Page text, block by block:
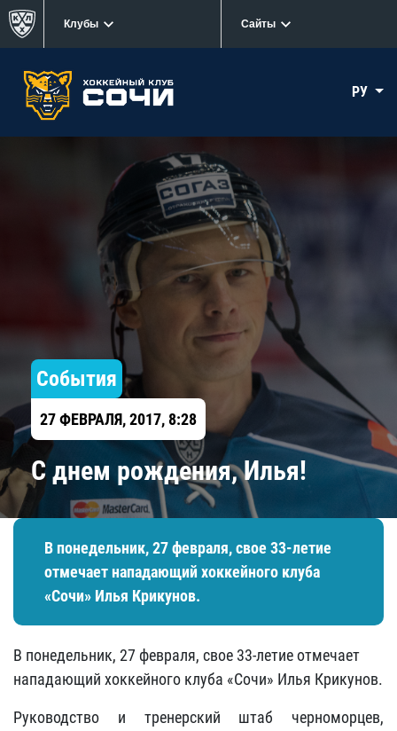
Клубы Сайты
РУ
События
27 ФЕВРАЛЯ, 2017, 8:28
С днем рождения, Илья!
В понедельник, 27 февраля, свое 33-летие
отмечает нападающий хоккейного клуба
«Сочи»​ Илья Крикунов.
В понедельник, 27 февраля, свое 33-летие отмечает
нападающий хоккейного клуба «Сочи»​ Илья Крикунов.
Руководство и тренерский штаб черноморцев,